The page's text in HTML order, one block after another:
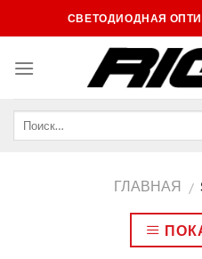
to
СВЕТОДИОДНАЯ
ГЛАВНАЯ /